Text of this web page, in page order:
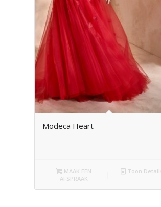
Modeca Heart
MAAK EEN
AFSPRAAK
Toon